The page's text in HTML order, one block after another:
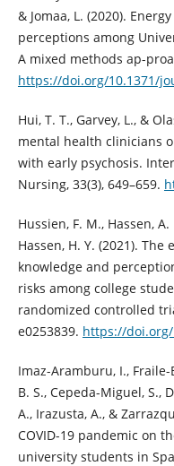
& Jomaa, L. (2020).
perceptions among
A mixed methods ap-
https://doi.org/10.1371/
Hui, T. T., Garvey, L., &
mental health clinicians
with early psychosis.
Nursing, 33(3), 649–659.
Hussien, F. M., Hassen,
Hassen, H. Y. (2021).
knowledge and
risks among college
randomized controlled
e0253839. https://
Imaz-Aramburu, I.,
B. S., Cepeda-Miguel, S.,
A., Irazusta, A., &
COVID-19 pandemic on
university students in